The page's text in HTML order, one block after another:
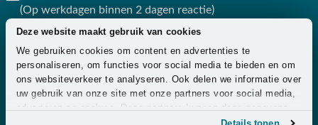
Deze website maakt gebruik van cookies
We gebruiken cookies om content en advertenties te
personaliseren, om functies voor social media te bieden en om
ons websiteverkeer te analyseren. Ook delen we informatie over
uw gebruik van onze site met onze partners voor social media,
adverteren en analyse. Deze partners kunnen deze gegevens
combineren met andere informatie die u aan ze heeft verstrekt
(Op werkdagen binnen 2 dagen reactie)
Whatsapp: 0488441220
(Op werkdagen binnen 3 uur reactie)